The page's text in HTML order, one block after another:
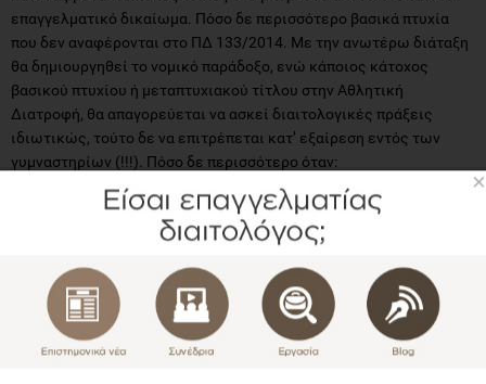
επαγγελματικό δικαίωμα. Πόσο δε περισσότερο βασικά πτυχία
που δεν αναφέρονται στο ΠΔ 133/2014. Με την ανωτέρω διάταξη
θα δημιουργηθεί το νομικό παράδοξο, ενώ κάποιος κάτοχος
βασικού πτυχίου ή μεταπτυχιακού τίτλου στην Αθλητική
Διατροφή, θα απαγορεύεται να ασκεί διαιτολογικές πράξεις
ιδιωτικώς, τούτο δε να επιτρέπεται κατ’ εξαίρεση εντός των
γυμναστηρίων (!!!). Πόσο δε περισσότερο όταν:
Η υπάρχουσα νομοθεσία κάνει σαφή διάκριση ανάμεσα στο ρόλο
του Διαιτολόγου Διατροφολόγου και άλλων ειδικοτήτων στο
νόμο3215/3-6-98 (ΦΕΚ 655 τ. Β /30-6-98) άρθρο 1 και άρθρο 6
παράγραφος 1.
Υπάρχουν αμετάκλητες καταδικαστικές αποφάσεις του
×